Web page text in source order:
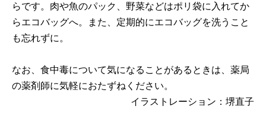
らです。肉や魚のパック、野菜などはポリ袋に入れてか
らエコバッグへ。また、定期的にエコバッグを洗うこと
も忘れずに。
なお、食中毒について気になることがあるときは、薬局
の薬剤師に気軽におたずねください。
イラストレーション：堺直子